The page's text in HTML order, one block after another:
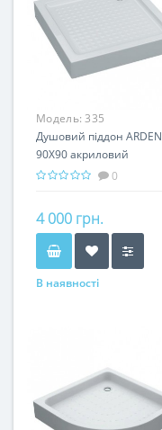
Модель:335
Душовий піддон ARDEN
90Х90 акриловий
0
4 000 грн.
В наявності